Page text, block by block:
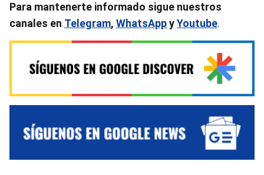
Para mantenerte informado sigue nuestros
canales en Telegram, WhatsAppyYoutube.